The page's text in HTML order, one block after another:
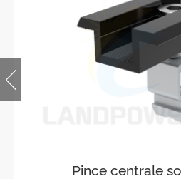
Pince centrale